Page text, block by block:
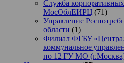
Служба
МосОблЕИРЦ (71)
Управление
области (1)
Филиал ФГБУ
коммунальное
по 12 ГУ МО